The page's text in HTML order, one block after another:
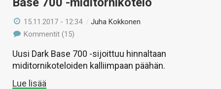
15.11.2017 - 12:34 /Juha Kokkonen
Kommentit (15)
Uusi Dark Base 700 -sijoittuu hinnaltaan
miditornikoteloiden kalliimpaan päähän.
Lue lisää